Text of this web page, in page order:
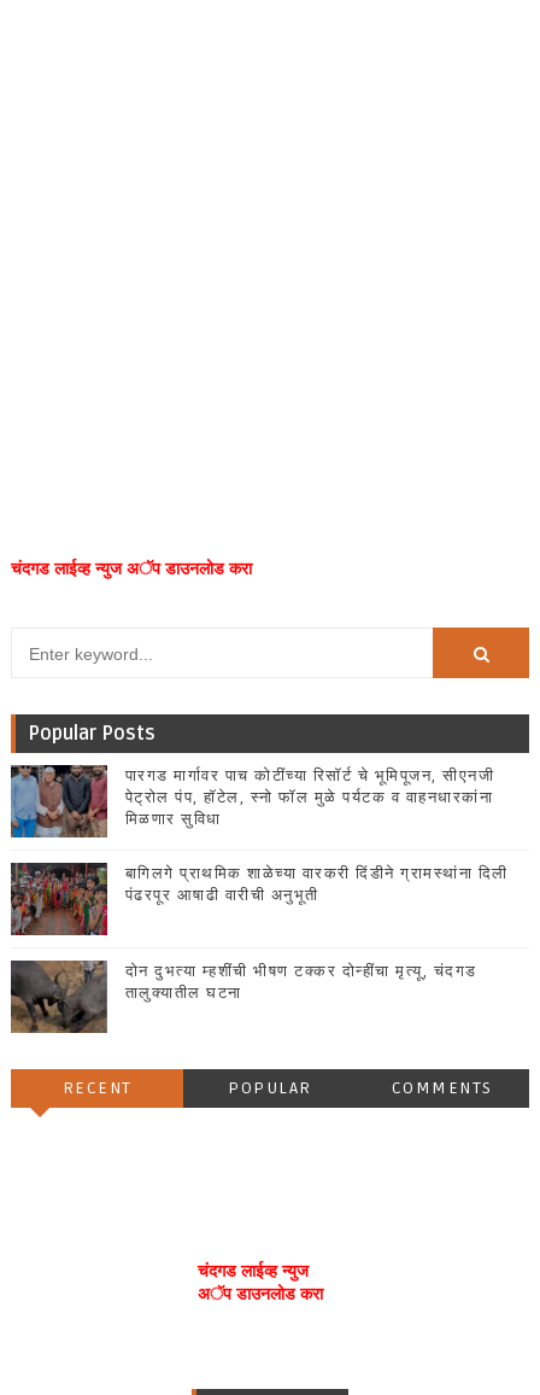
चंदगड लाईव्ह न्युज अॅप डाउनलोड करा
Popular Posts
पारगड मार्गावर पाच कोटींच्या रिसॉर्ट चे भूमिपूजन, सीएनजी
पेट्रोल पंप, हॉटेल, स्नो फॉल मुळे पर्यटक व वाहनधारकांना
मिळणार सुविधा
बागिलगे प्राथमिक शाळेच्या वारकरी दिंडीने ग्रामस्थांना दिली
पंढरपूर आषाढी वारीची अनुभूती
दोन दुभत्या म्हशींची भीषण टक्कर दोन्हींचा मृत्यू, चंदगड
तालुक्यातील घटना
RECENT POPULAR COMMENTS
चंदगड लाईव्ह न्युज
अॅप डाउनलोड करा